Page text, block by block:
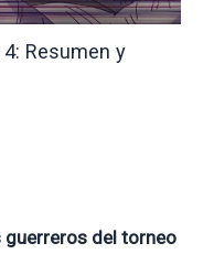
Resumen y
guerreros del torneo